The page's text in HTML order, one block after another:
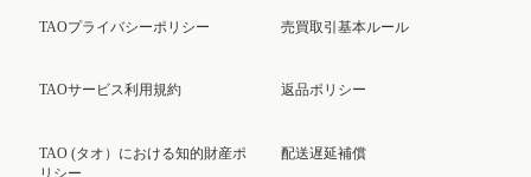
TAOプライバシーポリシー
TAOサービス利用規約
TAO (タオ）における知的財産ポ
リシー
売買取引基本ルール
返品ポリシー
配送遅延補償